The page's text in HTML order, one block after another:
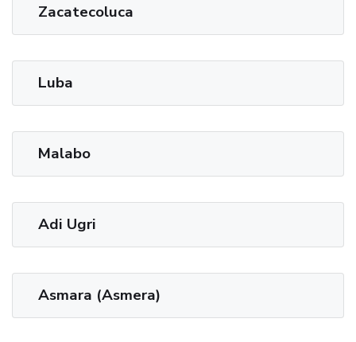
Zacatecoluca
Luba
Malabo
Adi Ugri
Asmara (Asmera)